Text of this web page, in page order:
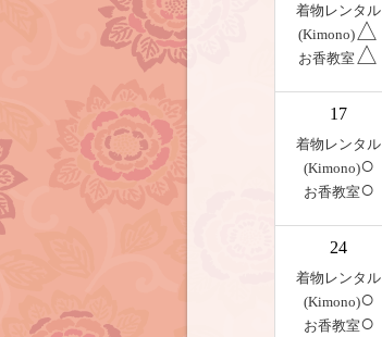
着物レンタル
(Kimono) △
お香教室 △
17
着物レンタル
(Kimono)○
お香教室○
24
着物レンタル
(Kimono)○
お香教室○